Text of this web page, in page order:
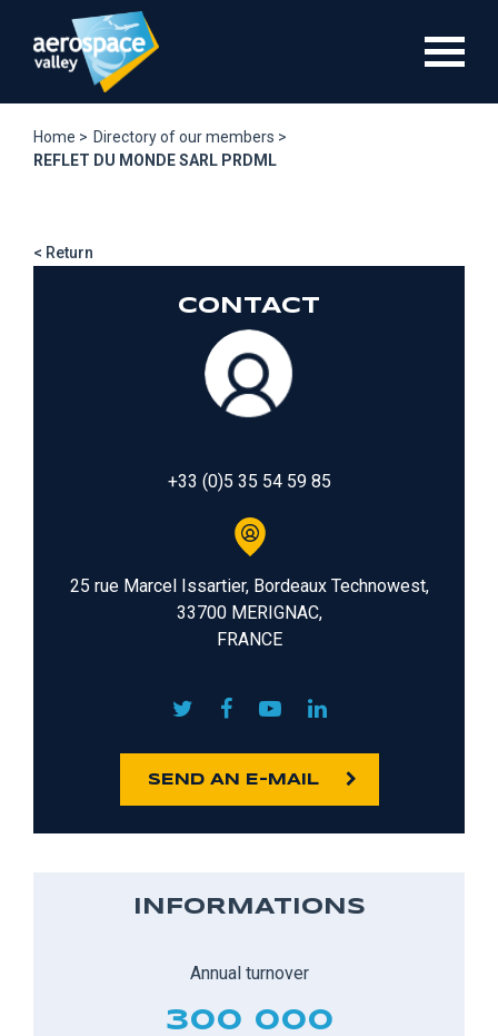
main
Home > Directory of our members >
REFLET DU MONDE SARL PRDML
< Return
CONTACT
+33 (0)5 35 54 59 85
25 rue Marcel Issartier, Bordeaux Technowest,
33700 MERIGNAC,
FRANCE
SEND AN E-MAIL
INFORMATIONS
Annual turnover
300 000